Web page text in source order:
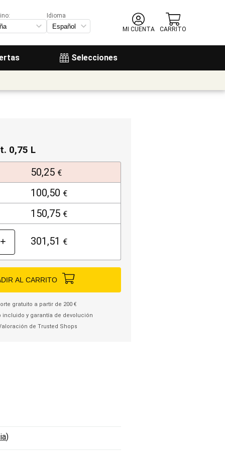
Selecciones
Idioma
MI CUENTA
CARRITO
0,75 L
50,25 €
100,50 €
150,75 €
+ 301,51 €
AL CARRITO
gratuito a partir de 200 €
incluido y garantía de devolución
de Trusted Shops
)